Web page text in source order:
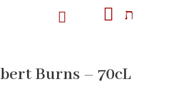
Burns – 70cL